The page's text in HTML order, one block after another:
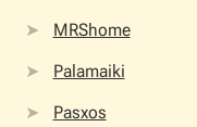
MRShome
Palamaiki
Pasxos